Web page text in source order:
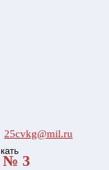
25cvkg@mil.ru
3